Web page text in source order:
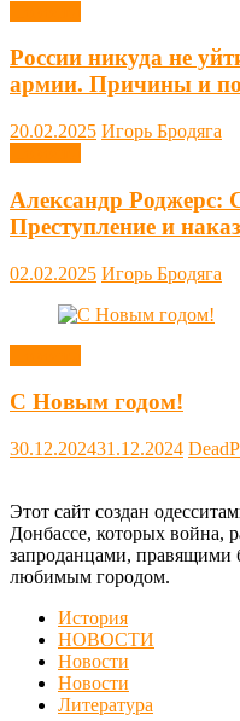
России никуда не
армии. Причины и
20.02.2025 Игорь Бродяга
Александр Роджерс:
Преступление и
02.02.2025 Игорь Бродяга
С Новым годом!
30.12.202431.12.2024
Этот сайт создан
Донбассе, которых война,
запроданцами, правящими
любимым городом.
История
НОВОСТИ
Новости
Новости
Литература